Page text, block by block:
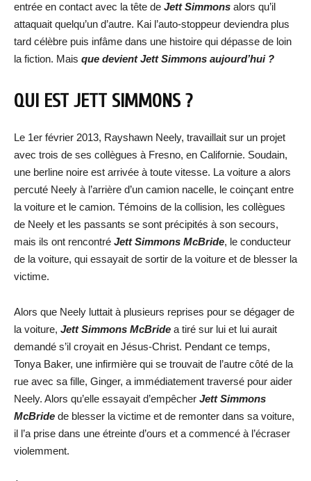
entrée en contact avec la tête de Jett Simmons alors qu’il
attaquait quelqu’un d’autre. Kai l’auto-stoppeur deviendra plus
tard célèbre puis infâme dans une histoire qui dépasse de loin
la fiction. Mais que devient Jett Simmons aujourd’hui ?
QUI EST JETT SIMMONS ?
Le 1er février 2013, Rayshawn Neely, travaillait sur un projet
avec trois de ses collègues à Fresno, en Californie. Soudain,
une berline noire est arrivée à toute vitesse. La voiture a alors
percuté Neely à l’arrière d’un camion nacelle, le coinçant entre
la voiture et le camion. Témoins de la collision, les collègues
de Neely et les passants se sont précipités à son secours,
mais ils ont rencontré Jett Simmons McBride, le conducteur
de la voiture, qui essayait de sortir de la voiture et de blesser la
victime.
Alors que Neely luttait à plusieurs reprises pour se dégager de
la voiture, Jett Simmons McBride a tiré sur lui et lui aurait
demandé s’il croyait en Jésus-Christ. Pendant ce temps,
Tonya Baker, une infirmière qui se trouvait de l’autre côté de la
rue avec sa fille, Ginger, a immédiatement traversé pour aider
Neely. Alors qu’elle essayait d’empêcher Jett Simmons
McBride de blesser la victime et de remonter dans sa voiture,
il l’a prise dans une étreinte d’ours et a commencé à l’écraser
violemment.